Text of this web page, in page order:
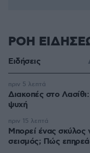
ΡΟΗ
Ειδήσεις
Διακοπές στο
ψυχή
πριν 5 λεπτά
Μπορεί ένας σκύλος
σεισμός; Πώς
πριν 15 λεπτά